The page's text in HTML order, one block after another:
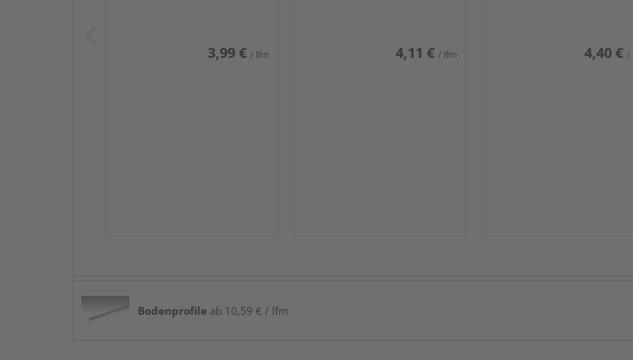
3,99 € / lfm 4,11 € / lfm 4,40 € /
Bodenprofile ab 10,59 € / lfm